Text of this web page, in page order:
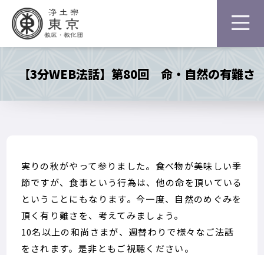
【3分WEB法話】第80回 命・自然の有難さ
実りの秋がやって参りました。食べ物が美味しい季
節ですが、食事という行為は、他の命を頂いている
ということにもなります。今一度、自然のめぐみを
頂く有り難さを、考えてみましょう。
10名以上の和尚さまが、週替わりで様々なご法話
をされます。是非ともご視聴ください。